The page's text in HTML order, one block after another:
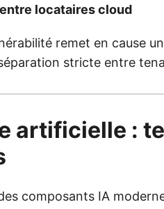
locataires cloud
remet en cause un
stricte entre
artificielle :
composants IA